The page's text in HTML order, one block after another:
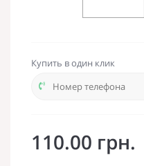
Купить в один клик
110.00 грн.